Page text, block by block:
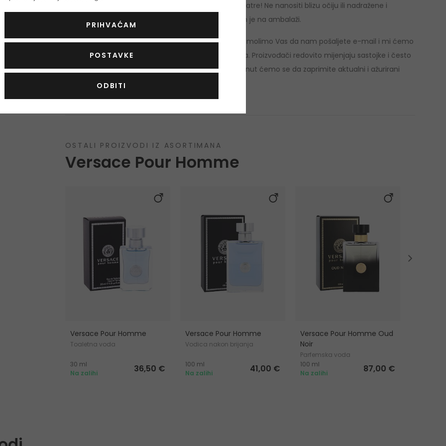
Zapaljivo! Nemojte ga koristiti u blizini vatre! Ne nanositi blizu očiju ili nadražene i
osjetljive kože. Rok trajanja nakon otvaranja označen je na ambalaži.
Ukoliko želite dobiti popis sastojaka za ovaj proizvod, molimo Vas da nam pošaljete e-mail i mi ćemo
vam poslati sliku proizvoda sa prikazanim sastojcima. Proizvođači redovito mijenjaju sastojke i često
nas čak i ne informiraju o tome. Na ovaj način, pobrinut ćemo se da zaprimite aktualni i ažurirani
popis sastojaka.
OSTALI PROIZVODI IZ ASORTIMANA
Versace Pour Homme
Versace Pour Homme
Toaletna voda
30 ml
Na zalihi
36,50 €
Versace Pour Homme
Vodica nakon brijanja
100 ml
Na zalihi
41,00 €
Versace Pour Homme Oud
Noir
Parfemska voda
100 ml
Na zalihi
87,00 €
PRIHVAĆAM
POSTAVKE
ODBITI